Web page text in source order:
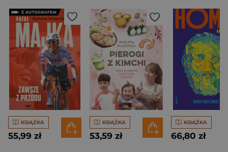
KSIĄŻKA
55,99 zł
KSIĄŻKA
53,59 zł
KSIĄŻKA
66,80 zł